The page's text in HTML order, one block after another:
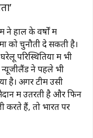
ने हाल के वर्षों में
को चुनौती दे सकती है।
परिस्थितियों में भी
न्यूजीलैंड ने पहले भी
है। अगर टीम उसी
में उतरती है और फिन
हैं, तो भारत पर